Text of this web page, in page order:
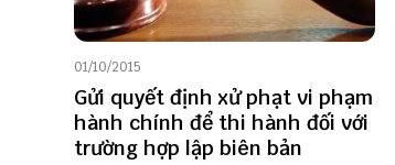
01/10/2015
Gửi quyết định xử phạt vi phạm
hành chính để thi hành đối với
trường hợp lập biên bản